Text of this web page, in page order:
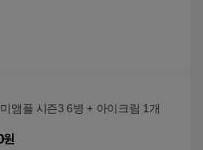
앰플 시즌3 6병 + 아이크림 1개
원